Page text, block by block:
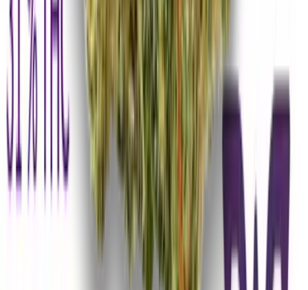
CBD Shops Cannabis Karte